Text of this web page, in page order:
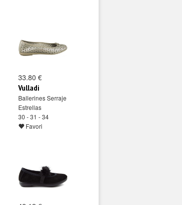
33.80 €
Vulladi
Ballerines Serraje
Estrellas
30 - 31 - 34
Favori